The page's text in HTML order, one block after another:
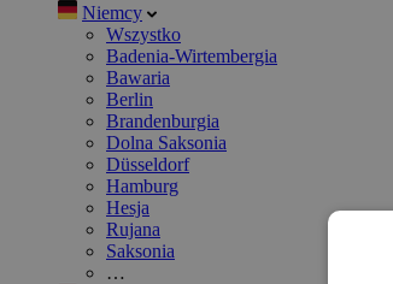
Niemcy
Wszystko
Badenia-Wirtembergia
Bawaria
Berlin
Brandenburgia
Dolna Saksonia
Düsseldorf
Hamburg
Hesja
Rujana
Saksonia
…